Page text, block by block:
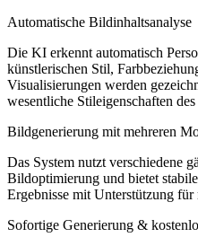
Automatische Bildinhaltsanalyse
Die KI erkennt automatisch
künstlerischen Stil,
Visualisierungen werden
wesentliche Stileigenschaften
Bildgenerierung mit mehreren
Das System nutzt verschiedene
Bildoptimierung und bietet
Ergebnisse mit Unterstützung für
Sofortige Generierung &